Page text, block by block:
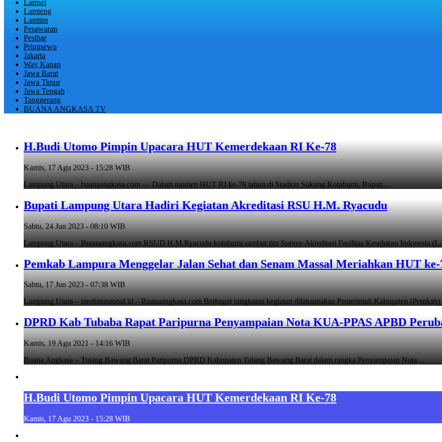
Lamsel
Lamteng
Lamtim
Pesawaran
Pesibar
Pringsewu
Jakarta
Way Kanan
Jawa Barat
Jawa Timur
Jawa Tengah
Tanggerang
BUANA ANGKASA TV
H.Budi Utomo Pimpin Upacara HUT Kemerdekaan RI Ke-78
Kamis, 17 Agu 2023 - 15:28 WIB
Lampung Utara – buanaangkasa.com — Dalam momen HUT RI ke-78 tahun di Stadion Sukung Kotabumi, Bupati…
Bupati Lampung Utara Hadiri Kegiatan Akreditasi RSU H.M. Ryacudu
Sabtu, 24 Jun 2023 - 08:10 WIB
Lampung Utara – Buanaangkasa.com RSUD H.M.Ryacudu kotabumi sambut tim Survey Akreditasi Fasilitas Kesehatan Indonesia
Pemkab Lampura Menggelar Jalan Sehat dan Senam Massal Meriahkan HUT ke-
Sabtu, 17 Jun 2023 - 07:38 WIB
Lampung Utara – medianasional.id – Buanaangkasa.com Berbagai rangkaian kegiatan dilaksanakan Pemerintah Kabupaten
DPRD Kab Tubaba Rapat Paripurna Penyampaian Nota KUA-PPAS APBD
Kamis, 19 Agu 2021 - 14:16 WIB
Buana Angkasa – Tulang Bawang Barat Paripurna DPRD Kabupaten Tulang Bawang Barat dalam rangka Penyampaian Nota…
H.Budi Utomo Pimpin Upacara HUT Kemerdekaan RI Ke-78
Kamis, 17 Agu 2023 - 15:28 WIB